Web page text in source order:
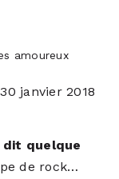
amoureux
30 janvier 2018
dit quelque
de rock…